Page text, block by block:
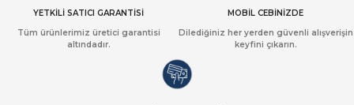
YETKİLİ SATICI GARANTİSİ
Tüm ürünlerimiz üretici garantisi
altındadır.
MOBİL CEBİNİZDE
Dilediğiniz her yerden güvenli alışverişin
keyfini çıkarın.